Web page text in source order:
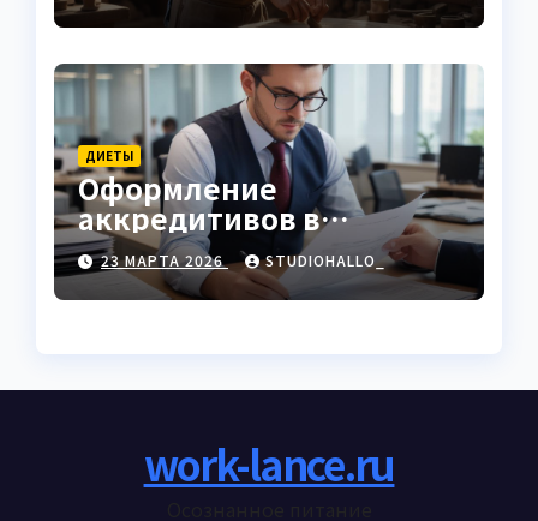
ДИЕТЫ
Оформление
аккредитивов в
международной
торговле
23 МАРТА 2026 STUDIOHALLO_
work-lance.ru